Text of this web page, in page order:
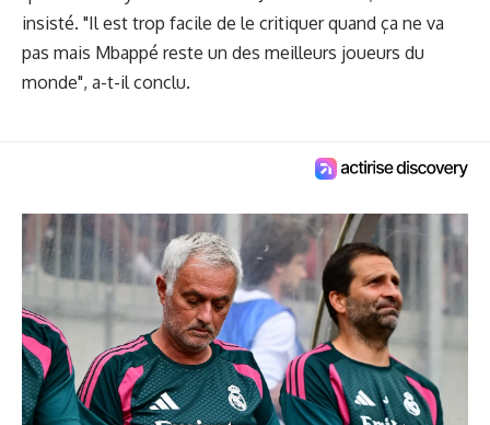
insisté. "Il est trop facile de le critiquer quand ça ne va
pas mais Mbappé reste un des meilleurs joueurs du
monde", a-t-il conclu.